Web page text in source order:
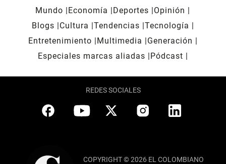
Mundo Economía Deportes
Opinión
Blogs
Cultura Tendencias Tecnología
Entretenimiento
Multimedia
Generación
Especiales marcas aliadas
Pódcast
REDES SOCIALES
COPYRIGHT © 2026 EL COLOMBIANO